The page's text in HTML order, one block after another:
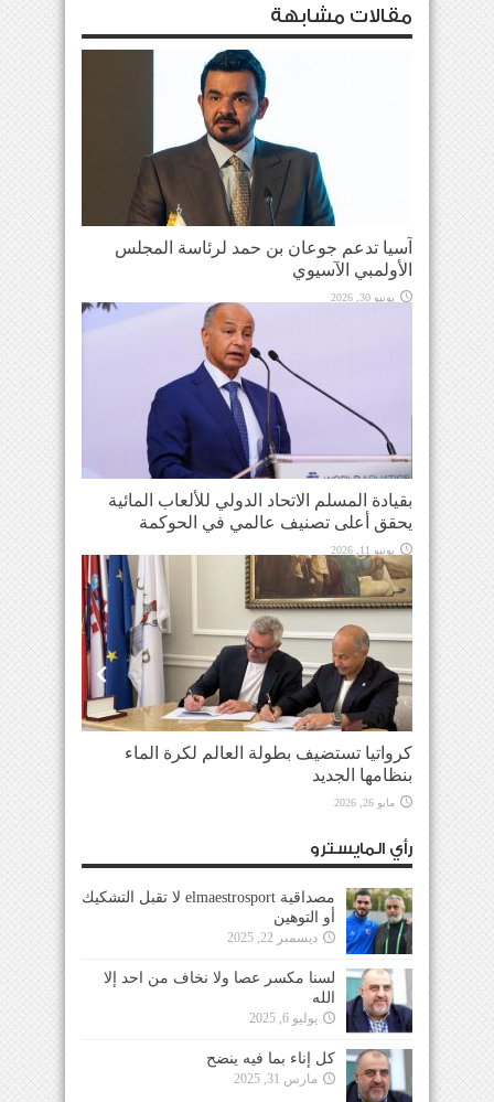
مقالات مشابهة
آسيا تدعم جوعان بن حمد لرئاسة المجلس
الأولمبي الآسيوي
يونيو 30, 2026
بقيادة المسلم الاتحاد الدولي للألعاب المائية
يحقق أعلى تصنيف عالمي في الحوكمة
يونيو 11, 2026
كرواتيا تستضيف بطولة العالم لكرة الماء
بنظامها الجديد
مايو 26, 2026
رأي المايسترو
مصداقية elmaestrosport لا تقبل التشكيك
أو التوهين
ديسمبر 22, 2025
لسنا مكسر عصا ولا نخاف من احد إلا
الله
يوليو 6, 2025
كل إناء بما فيه ينضح
مارس 31, 2025